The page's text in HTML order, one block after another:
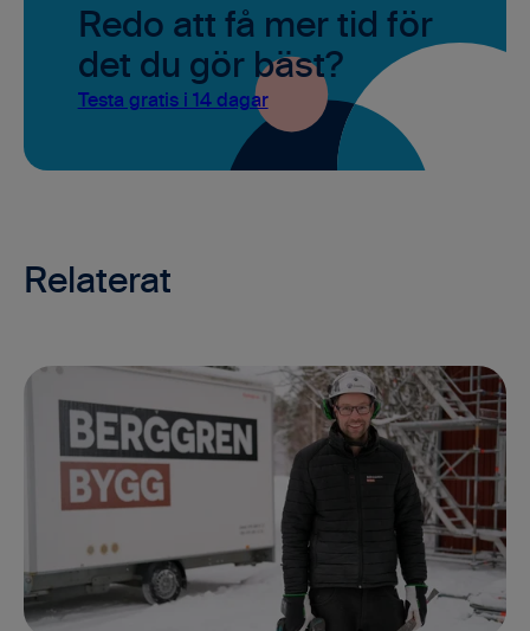
Redo att få mer tid för
det du gör bäst?
Testa gratis i 14 dagar
Relaterat